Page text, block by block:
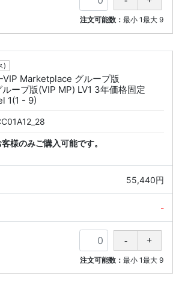
注文可能数：最小 1最大 9
)
Marketplace グループ版
ープ版(VIP MP) LV1 3年価格固定
1(1 - 9)
様のみご購入可能です。
55,440円
-
注文可能数：最小 1最大 9